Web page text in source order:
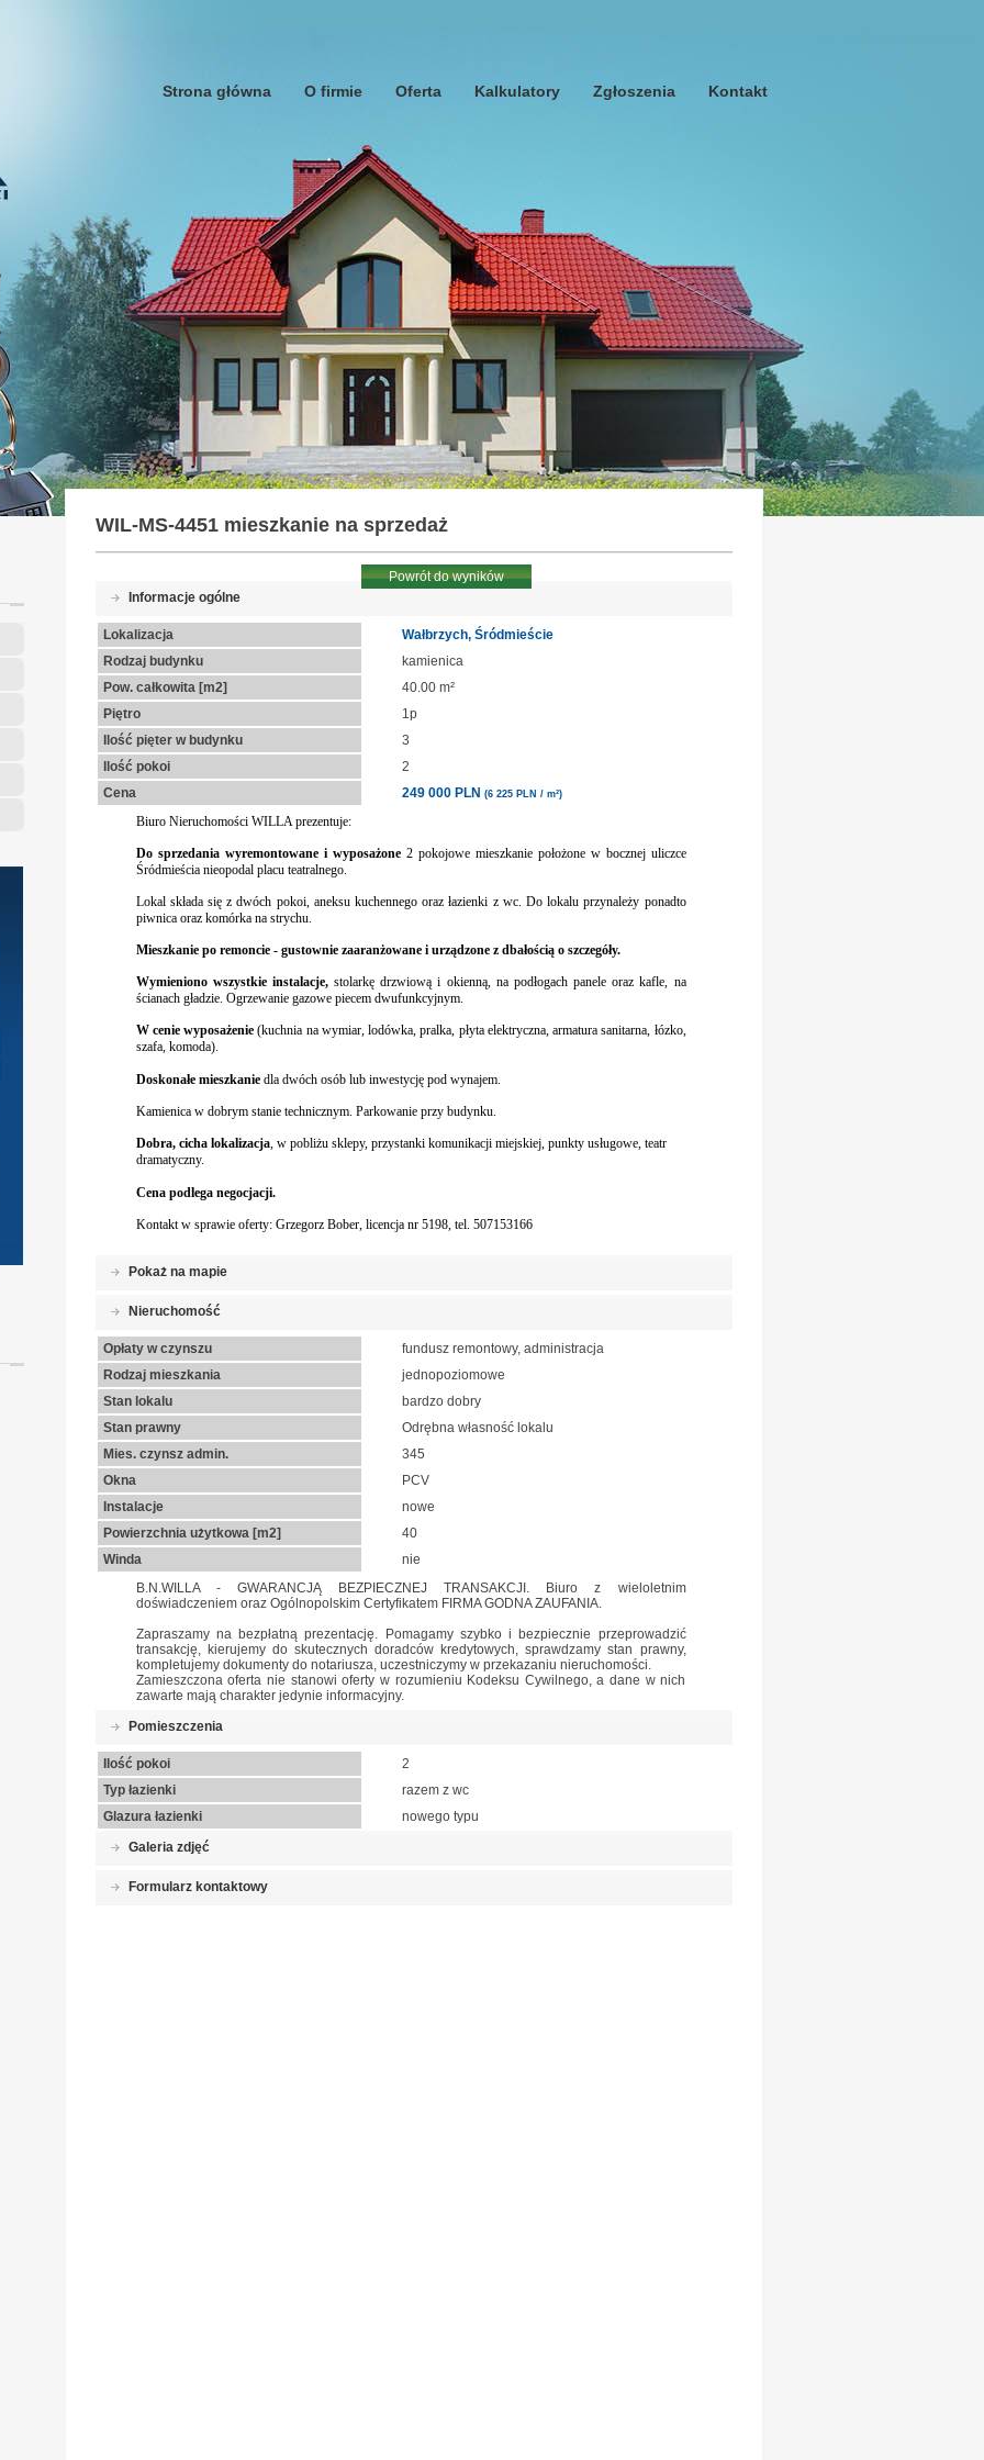
Strona główna O firmie Oferta Kalkulatory Zgłoszenia Kontakt
WIL-MS-4451mieszkanie na sprzedaż
Powrót do wyników
Informacje ogólne
Lokalizacja
Wałbrzych, Śródmieście
Rodzaj budynku
kamienica
Pow. całkowita [m2]
40.00 m²
Piętro
1p
Ilość pięter w budynku
3
Ilość pokoi
2
Cena
249 000 PLN (6 225 PLN / m²)
Biuro Nieruchomości WILLA prezentuje:
Do sprzedania wyremontowane i wyposażone 2pokojowe mieszkanie położone w bocznej uliczce
Śródmieścia nieopodal placu teatralnego.
Lokal składa się z dwóch pokoi, aneksu kuchennego oraz łazienki z wc. Do lokalu przynależy ponadto
piwnica oraz komórka na strychu.
Mieszkanie po remoncie - gustownie zaaranżowane i urządzone z dbałością o szczegóły.
Wymieniono wszystkie instalacje, stolarkę drzwiową i okienną, na podłogach panele oraz kafle, na
ścianach gładzie. Ogrzewanie gazowe piecem dwufunkcyjnym.
W cenie wyposażenie (kuchnia na wymiar, lodówka, pralka, płyta elektryczna, armatura sanitarna, łózko,
szafa, komoda).
Doskonałe mieszkaniedla dwóch osób lub inwestycję pod wynajem.
Kamienica w dobrym stanie technicznym. Parkowanie przy budynku.
Dobra, cicha lokalizacja, w pobliżu sklepy, przystanki komunikacji miejskiej, punkty usługowe, teatr
dramatyczny.
Cena podlega negocjacji.
Kontakt w sprawie oferty: Grzegorz Bober, licencja nr 5198, tel. 507153166
Pokaż na mapie
Nieruchomość
Opłaty w czynszu
fundusz remontowy, administracja
Rodzaj mieszkania
jednopoziomowe
Stan lokalu
bardzo dobry
Stan prawny
Odrębna własność lokalu
Mies. czynsz admin.
345
Okna
PCV
Instalacje
nowe
Powierzchnia użytkowa [m2]
40
Winda
nie
B.N.WILLA - GWARANCJĄ BEZPIECZNEJ TRANSAKCJI. Biuro z wieloletnim
doświadczeniem oraz Ogólnopolskim Certyfikatem FIRMA GODNA ZAUFANIA.
Zapraszamy na bezpłatną prezentację. Pomagamy szybko i bezpiecznie przeprowadzić
transakcję, kierujemy do skutecznych doradców kredytowych, sprawdzamy stan prawny,
kompletujemy dokumenty do notariusza, uczestniczymy w przekazaniu nieruchomości.
Zamieszczona oferta nie stanowi oferty w rozumieniu Kodeksu Cywilnego, a dane w nich
zawarte mają charakter jedynie informacyjny.
Pomieszczenia
Ilość pokoi
2
Typ łazienki
razem z wc
Glazura łazienki
nowego typu
Galeria zdjęć
Formularz kontaktowy